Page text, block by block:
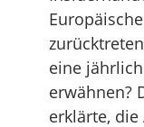
eine
erwähnen?
erklärte,